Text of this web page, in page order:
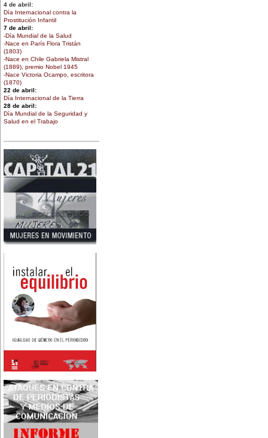
4 de abril:
Día Internacional contra la
Prostitución Infantil
7 de abril:
-Día Mundial de la Salud
-Nace en París Flora Tristán
(1803)
-Nace en Chile Gabriela Mistral
(1889), premio Nobel 1945
-Nace Victoria Ocampo, escritora
(1870)
22 de abril:
Día Internacional de la Tierra
28 de abril:
Día Mundial de la Seguridad y
Salud en el Trabajo
EFEMÉRIDES DE MARZO
1 de marzo:
Nace en Santiago, Chile, la
escritora Mercedes Valenzuela
Alvarez (1924-1993), más
conocida como Mercedes
Valdivieso. En 1961 publica 'La
Brecha', considerada como la
primera novela feminista de
Latinoamérica.
4 de marzo:
En México muere Adelina
Zendejas (1909-1993), periodista,
derechos de las mujeres.
5 de marzo:
En Dijon fallece Gabrielle Suchon
(1703), notable filósofa francesa,
autora del Tratado de la moral y
de la política (1693), la primera
obra explícitamente filosófica
escrita por una mujer en el
8 de marzo:
nace Juana Fernández Morales
(1895-1980), poeta conocida
Ibarbourou, o 'Juana de América'.
Se la considera una de las figuras
clave de la poesía
hispanoamericana
contemporánea.
14 de marzo:
Nace, en la Ciudad de México,